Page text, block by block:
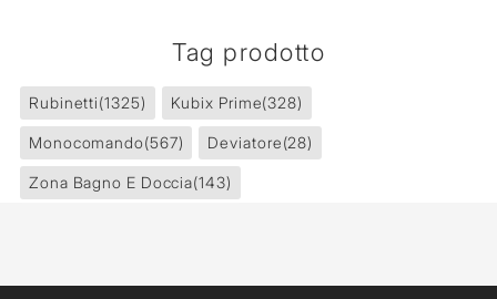
Tag prodotto
Rubinetti(1325) Kubix Prime(328)
Monocomando(567) Deviatore(28)
Zona Bagno E Doccia(143)